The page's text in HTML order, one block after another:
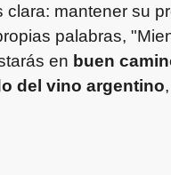
clara: mantener su
palabras,
en buen
del vino argentino